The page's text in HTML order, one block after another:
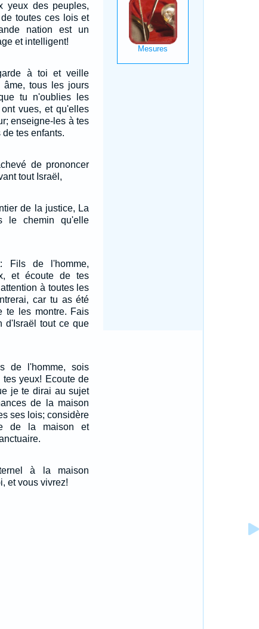
yeux des peuples,
toutes ces lois et
nation est un
et intelligent!
à toi et veille
âme, tous les jours
tu n'oublies les
vues, et qu'elles
enseigne-les à tes
tes enfants.
de prononcer
tout Israël,
de la justice, La
le chemin qu'elle
Fils de l'homme,
et écoute de tes
à toutes les
car tu as été
te les montre. Fais
d'Israël tout ce que
de l'homme, sois
yeux! Ecoute de
je te dirai au sujet
de la maison
ses lois; considère
de la maison et
à la maison
et vous vivrez!